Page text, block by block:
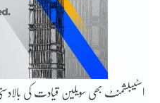
اسٹیبلشمنٹ بھی سویلین قیادت کی